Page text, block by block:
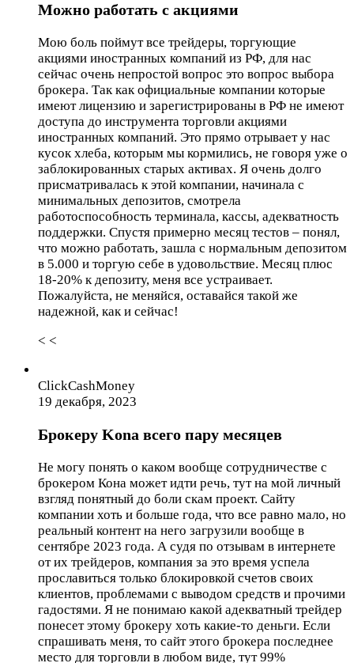
Можно работать с акциями
Мою боль поймут все трейдеры, торгующие
акциями иностранных компаний из РФ, для нас
сейчас очень непростой вопрос это вопрос выбора
брокера. Так как официальные компании которые
имеют лицензию и зарегистрированы в РФ не имеют
доступа до инструмента торговли акциями
иностранных компаний. Это прямо отрывает у нас
кусок хлеба, которым мы кормились, не говоря уже о
заблокированных старых активах. Я очень долго
присматривалась к этой компании, начинала с
минимальных депозитов, смотрела
работоспособность терминала, кассы, адекватность
поддержки. Спустя примерно месяц тестов – понял,
что можно работать, зашла с нормальным депозитом
в 5.000 и торгую себе в удовольствие. Месяц плюс
18-20% к депозиту, меня все устраивает.
Пожалуйста, не меняйся, оставайся такой же
надежной, как и сейчас!
< <
ClickCashMoney
19 декабря, 2023
Брокеру Kona всего пару месяцев
Не могу понять о каком вообще сотрудничестве с
брокером Кона может идти речь, тут на мой личный
взгляд понятный до боли скам проект. Сайту
компании хоть и больше года, что все равно мало, но
реальный контент на него загрузили вообще в
сентябре 2023 года. А судя по отзывам в интернете
от их трейдеров, компания за это время успела
прославиться только блокировкой счетов своих
клиентов, проблемами с выводом средств и прочими
гадостями. Я не понимаю какой адекватный трейдер
понесет этому брокеру хоть какие-то деньги. Если
спрашивать меня, то сайт этого брокера последнее
место для торговли в любом виде, тут 99%